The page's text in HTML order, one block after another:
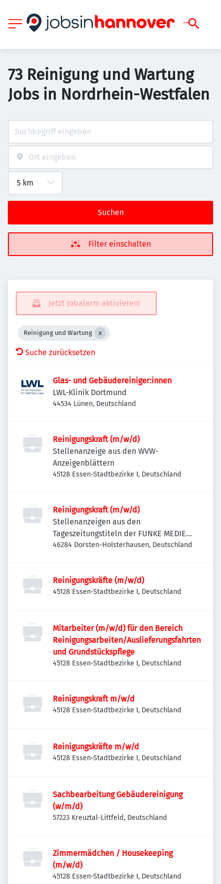
73 Reinigung und Wartung
Jobs in Nordrhein-Westfalen
Suchen
Filter einschalten
Jetzt Jobalarm aktivieren!
Reinigung und Wartung
Suche zurücksetzen
Glas- und Gebäudereiniger:innen
LWL-Klinik Dortmund
44534 Lünen, Deutschland
Reinigungskraft (m/w/d)
Stellenanzeige aus den WVW-
Anzeigenblättern
45128 Essen-Stadtbezirke I, Deutschland
Reinigungskraft (m/w/d)
Stellenanzeigen aus den
Tageszeitungstiteln der FUNKE MEDIEN
NRW
46284 Dorsten-Holsterhausen, Deutschland
Reinigungskräfte (m/w/d)
45128 Essen-Stadtbezirke I, Deutschland
Mitarbeiter (m/w/d) für den Bereich
Reinigungsarbeiten/Auslieferungsfahrten
und Grundstückspflege
45128 Essen-Stadtbezirke I, Deutschland
Reinigungskraft m/w/d
45128 Essen-Stadtbezirke I, Deutschland
Reinigungskräfte m/w/d
45128 Essen-Stadtbezirke I, Deutschland
Sachbearbeitung Gebäudereinigung
(w/m/d)
57223 Kreuztal-Littfeld, Deutschland
Zimmermädchen / Housekeeping
(m/w/d)
45128 Essen-Stadtbezirke I, Deutschland